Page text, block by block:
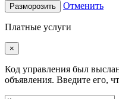
Разморозить Отменить
Платные услуги
×
Код управления был
объявления. Введите его,